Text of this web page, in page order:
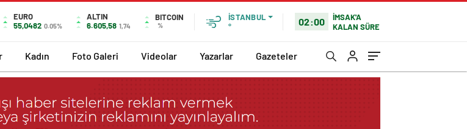
EURO
55,0482 0.05%
ALTIN
6.605,58 1,74
BITCOIN
%
İSTANBUL
°
02:00
İMSAK'A
KALAN SÜRE
Kadın Foto Galeri Videolar Yazarlar Gazeteler